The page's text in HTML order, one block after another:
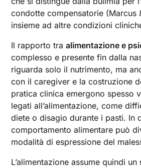
condotte compensatorie (Marcus
insieme ad altre condizioni
Il rapporto traalimentazione e
complesso e presente fin dalla
riguarda solo il nutrimento, ma
con il caregiver e la costruzione
pratica clinica emergono spesso
legati all’alimentazione, come
diete o disagio durante i pasti. In
comportamento alimentare può
modalità di espressione del
L’alimentazione assume quindi un